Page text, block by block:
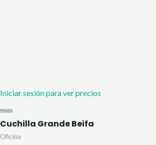
Iniciar sesión para ver precios
Valorado
con
0
de
Cuchilla Grande Beifa
Oficina